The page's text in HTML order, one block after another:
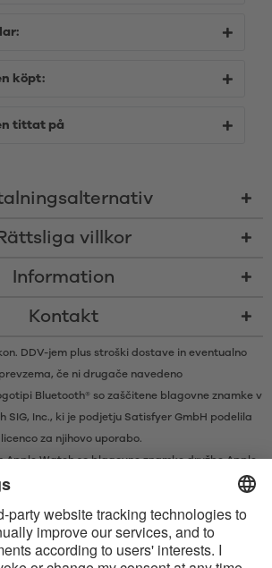
köpt:
tittat på
Rättsliga villkor
Information
Kontakt
DDV-jem plus stroški dostave in eventualno
če ni drugače navedeno
Bluetooth® so zaščitene blagovne znamke v
SIG, Inc., ki je podjetju Satisfyer GmbH podelila
licenco za njihovo uporabo.
Apple Watch so blagovne znamke družbe Apple
Google Play sta blagovni znamki družbe
och Apple Watch är varumärken tillhörande
och Google Play-logotypen är varumärken som